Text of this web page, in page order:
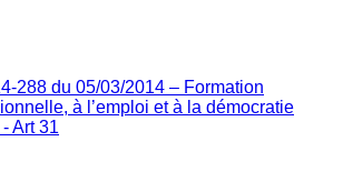
288 du 05/03/2014 – Formation
à l’emploi et à la démocratie
Art 31